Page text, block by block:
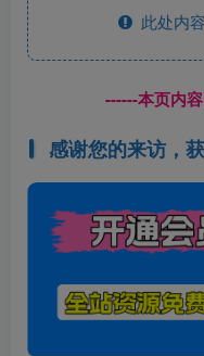
此处内
------本页内
感谢您的来访，